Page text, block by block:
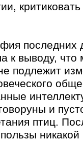
последних
к выводу, что
подлежит
и
птиц.